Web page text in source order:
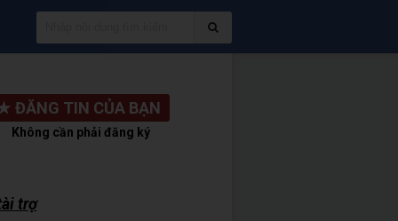
ĐĂNG TIN CỦA BẠN
Không cần phải đăng ký
trợ